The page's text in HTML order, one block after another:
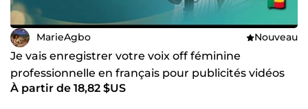
MarieAgbo Nouveau
Je vais enregistrer votre voix off féminine
professionnelle en français pour publicités vidéos
ou événements
À partir de 18,82 $US